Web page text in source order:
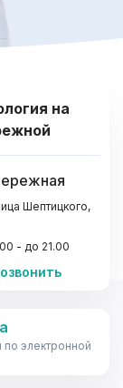
на
Шептицкого,
- до 21.00
12
электронной